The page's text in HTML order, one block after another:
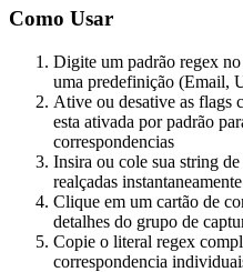
Como Usar
Digite um padrão regex
uma predefinição (Email,
Ative ou desative as flags
esta ativada por padrão
correspondencias
Insira ou cole sua string
realçadas instantaneamente
Clique em um cartão de
detalhes do grupo de
Copie o literal regex
correspondencia